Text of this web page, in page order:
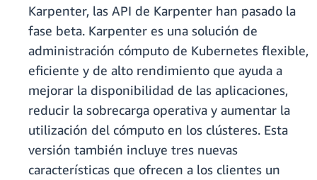
Karpenter, las API de Karpenter han pasado la
fase beta. Karpenter es una solución de
administración cómputo de Kubernetes flexible,
eficiente y de alto rendimiento que ayuda a
mejorar la disponibilidad de las aplicaciones,
reducir la sobrecarga operativa y aumentar la
utilización del cómputo en los clústeres. Esta
versión también incluye tres nuevas
características que ofrecen a los clientes un